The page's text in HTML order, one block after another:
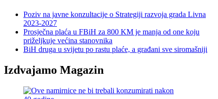
Poziv na javne konzultacije o Strategiji razvoja grada Livna
2023-2027
Prosječna plaća u FBiH za 800 KM je manja od one koju
priželjkuje većina stanovnika
BiH druga u svijetu po rastu plaće, a građani sve siromašniji
Izdvajamo Magazin